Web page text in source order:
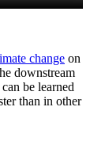
change on
downstream
be learned
than in other